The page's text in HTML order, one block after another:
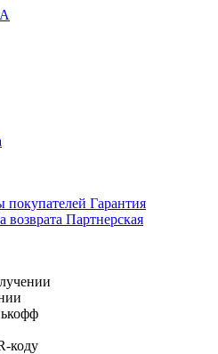
покупателей Гарантия
возврата Партнерская
коду